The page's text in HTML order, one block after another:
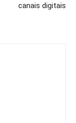
canais digitais